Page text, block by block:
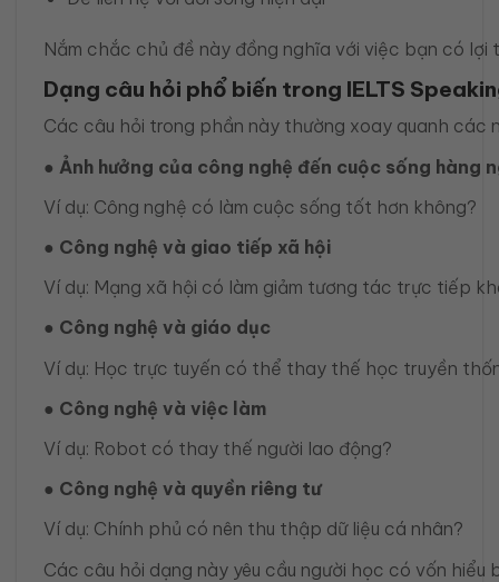
Nắm chắc chủ đề này đồng nghĩa với việc bạn có lợi
Dạng câu hỏi phổ biến trong IELTS
Các câu hỏi trong phần này thường xoay quanh các
● Ảnh hưởng của công nghệ đến cuộc sống hàng
Ví dụ: Công nghệ có làm cuộc sống tốt hơn không?
● Công nghệ và giao tiếp xã hội
Ví dụ: Mạng xã hội có làm giảm tương tác trực tiếp
● Công nghệ và giáo dục
Ví dụ: Học trực tuyến có thể thay thế học truyền
● Công nghệ và việc làm
Ví dụ: Robot có thay thế người lao động?
● Công nghệ và quyền riêng tư
Ví dụ: Chính phủ có nên thu thập dữ liệu cá nhân?
Các câu hỏi dạng này yêu cầu người học có vốn